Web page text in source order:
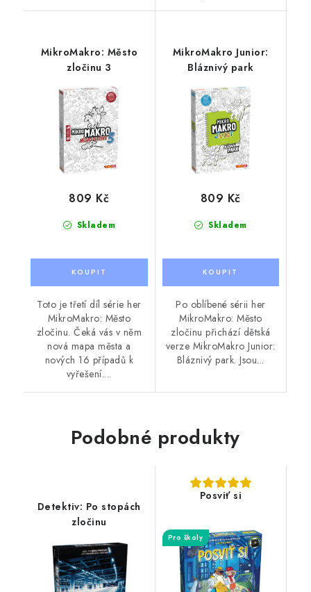
MikroMakro: Město
zločinu 3
Skladem
809 Kč
Toto je třetí díl série her
MikroMakro: Město
zločinu. Čeká vás v něm
nová mapa města a
nových 16 případů k
vyřešení....
MikroMakro Junior:
Bláznivý park
Skladem
809 Kč
Po oblíbené sérii her
MikroMakro: Město
zločinu přichází dětská
verze MikroMakro Junior:
Bláznivý park. Jsou...
Podobné produkty
Detektiv: Po stopách
zločinu
Posviť si
Pro školy